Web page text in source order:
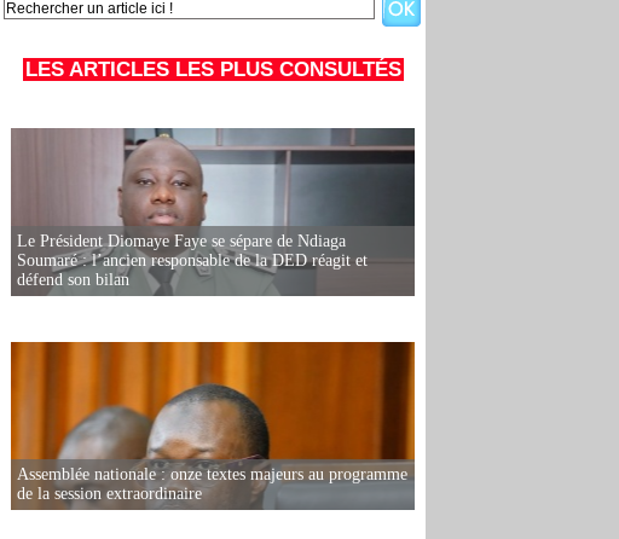
LES ARTICLES LES PLUS CONSULTÉS
Le Président Diomaye Faye se sépare de Ndiaga
Soumaré : l’ancien responsable de la DED réagit et
défend son bilan
Assemblée nationale : onze textes majeurs au programme
de la session extraordinaire